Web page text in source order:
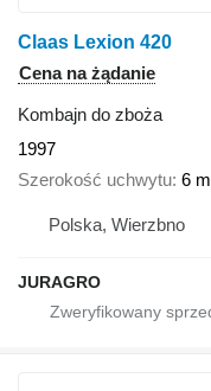
Claas Lexion 420
Cena na żądanie
Kombajn do zboża
1997
Szerokość uchwytu 6 m
Polska, Wierzbno
JURAGRO